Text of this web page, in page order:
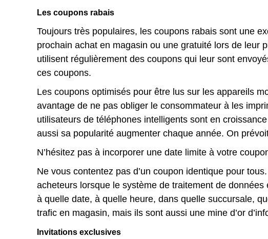
Les coupons rabais
Toujours très populaires, les coupons rabais sont une
prochain achat en magasin ou une gratuité lors de leur
utilisent régulièrement des coupons qui leur sont
ces coupons.
Les coupons optimisés pour être lus sur les appareils
avantage de ne pas obliger le consommateur à les
utilisateurs de téléphones intelligents sont en
aussi sa popularité augmenter chaque année. On
N’hésitez pas à incorporer une date limite à votre
Ne vous contentez pas d’un coupon identique pour
acheteurs lorsque le système de traitement de
à quelle date, à quelle heure, dans quelle succursale,
trafic en magasin, mais ils sont aussi une mine d’or
Invitations exclusives